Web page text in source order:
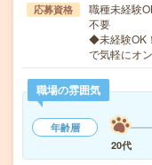
応募資格
職種未経験
不要
◆未経験OK
で気軽にオ
職場の雰囲気
年齢層
20代